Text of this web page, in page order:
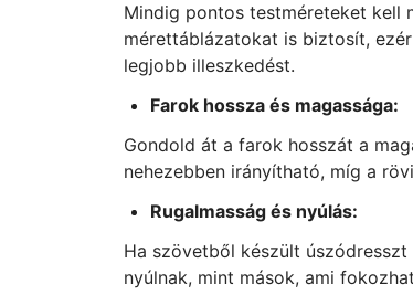
Mindig pontos testméreteket kell
mérettáblázatokat is biztosít,
legjobb illeszkedést.
Farok hossza és magassága:
Gondold át a farok hosszát a
nehezebben irányítható, míg a
Rugalmasság és nyúlás:
Ha szövetből készült
nyúlnak, mint mások, ami